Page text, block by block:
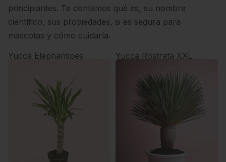
principiantes. Te contamos qué es, su nombre
científico, sus propiedades, si es segura para
mascotas y cómo cuidarla.
Yucca Elephantipes
Yucca Rostrata XXL